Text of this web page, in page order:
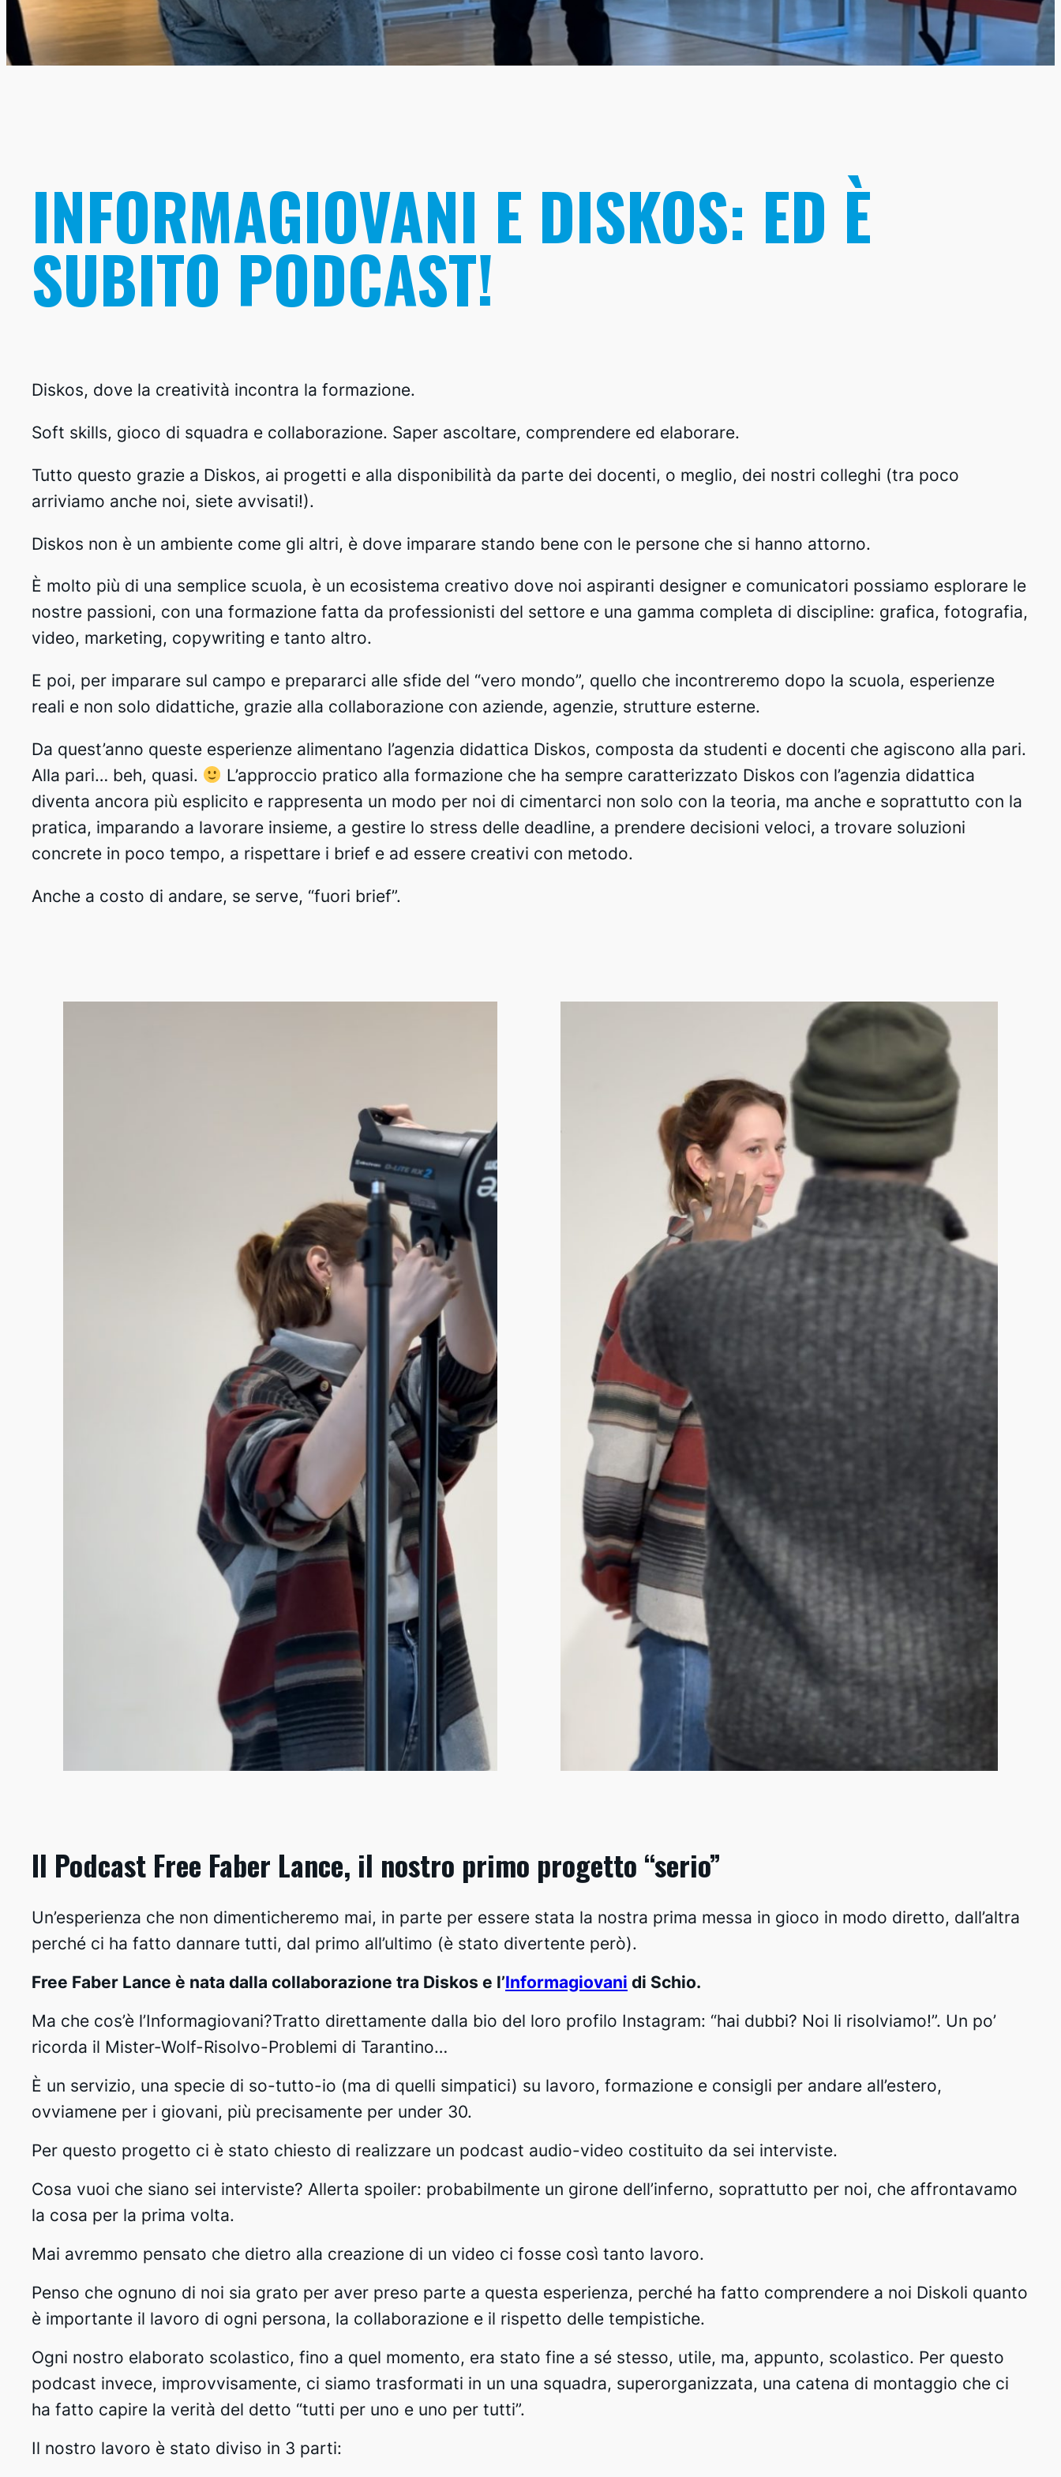
INFORMAGIOVANI E DISKOS: ED È
SUBITO PODCAST!
Diskos, dove la creatività incontra la formazione.
Soft skills, gioco di squadra e collaborazione. Saper ascoltare, comprendere ed elaborare.
Tutto questo grazie a Diskos, ai progetti e alla disponibilità da parte dei docenti, o meglio, dei nostri colleghi (tra poco
arriviamo anche noi, siete avvisati!).
Diskos non è un ambiente come gli altri, è dove imparare stando bene con le persone che si hanno attorno.
È molto più di una semplice scuola, è un ecosistema creativo dove noi aspiranti designer e comunicatori possiamo esplorare le
nostre passioni, con una formazione fatta da professionisti del settore e una gamma completa di discipline: grafica, fotografia,
video, marketing, copywriting e tanto altro.
E poi, per imparare sul campo e prepararci alle sfide del “vero mondo”, quello che incontreremo dopo la scuola, esperienze
reali e non solo didattiche, grazie alla collaborazione con aziende, agenzie, strutture esterne.
Da quest’anno queste esperienze alimentano l’agenzia didattica Diskos, composta da studenti e docenti che agiscono alla pari.
Alla pari… beh, quasi.
L’approccio pratico alla formazione che ha sempre caratterizzato Diskos con l’agenzia didattica
diventa ancora più esplicito e rappresenta un modo per noi di cimentarci non solo con la teoria, ma anche e soprattutto con la
pratica, imparando a lavorare insieme, a gestire lo stress delle deadline, a prendere decisioni veloci, a trovare soluzioni
concrete in poco tempo, a rispettare i brief e ad essere creativi con metodo.
Anche a costo di andare, se serve, “fuori brief”.
Il Podcast Free Faber Lance, il nostro primo progetto “serio”
Un’esperienza che non dimenticheremo mai, in parte per essere stata la nostra prima messa in gioco in modo diretto, dall’altra
perché ci ha fatto dannare tutti, dal primo all’ultimo (è stato divertente però).
Free Faber Lance è nata dalla collaborazione tra Diskos e l’Informagiovani di Schio.
Ma che cos’è l’Informagiovani?Tratto direttamente dalla bio del loro profilo Instagram: “hai dubbi? Noi li risolviamo!”. Un po’
ricorda il Mister-Wolf-Risolvo-Problemi di Tarantino…
È un servizio, una specie di so-tutto-io (ma di quelli simpatici) su lavoro, formazione e consigli per andare all’estero,
ovviamene per i giovani, più precisamente per under 30.
Per questo progetto ci è stato chiesto di realizzare un podcast audio-video costituito da sei interviste.
Cosa vuoi che siano sei interviste? Allerta spoiler: probabilmente un girone dell’inferno, soprattutto per noi, che affrontavamo
la cosa per la prima volta.
Mai avremmo pensato che dietro alla creazione di un video ci fosse così tanto lavoro.
Penso che ognuno di noi sia grato per aver preso parte a questa esperienza, perché ha fatto comprendere a noi Diskoli quanto
è importante il lavoro di ogni persona, la collaborazione e il rispetto delle tempistiche.
Ogni nostro elaborato scolastico, fino a quel momento, era stato fine a sé stesso, utile, ma, appunto, scolastico. Per questo
podcast invece, improvvisamente, ci siamo trasformati in un una squadra, superorganizzata, una catena di montaggio che ci
ha fatto capire la verità del detto “tutti per uno e uno per tutti”.
Il nostro lavoro è stato diviso in 3 parti: